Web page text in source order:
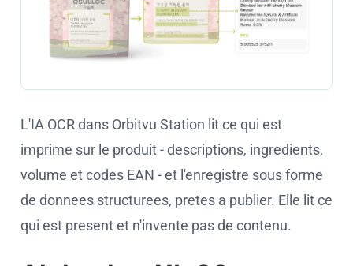
L'IA OCR dans Orbitvu Station lit ce qui est
imprime sur le produit - descriptions, ingredients,
volume et codes EAN - et l'enregistre sous forme
de donnees structurees, pretes a publier. Elle lit ce
qui est present et n'invente pas de contenu.